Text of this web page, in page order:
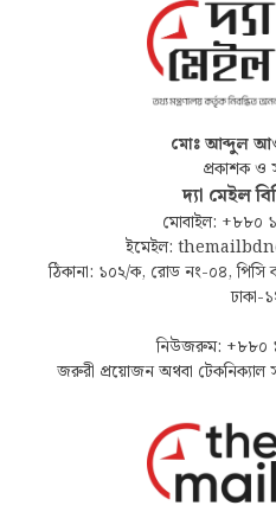
মোঃ আব্দুল
প্রকাশক ও
দ্যা মেইল
মোবাইল: +৮৮০
ইমেইল:
ঠিকানা: ১০২/ক, রোড নং-০৪, পিসি
ঢাকা-
নিউজরুম: +৮৮০
জরুরী প্রয়োজন অথবা